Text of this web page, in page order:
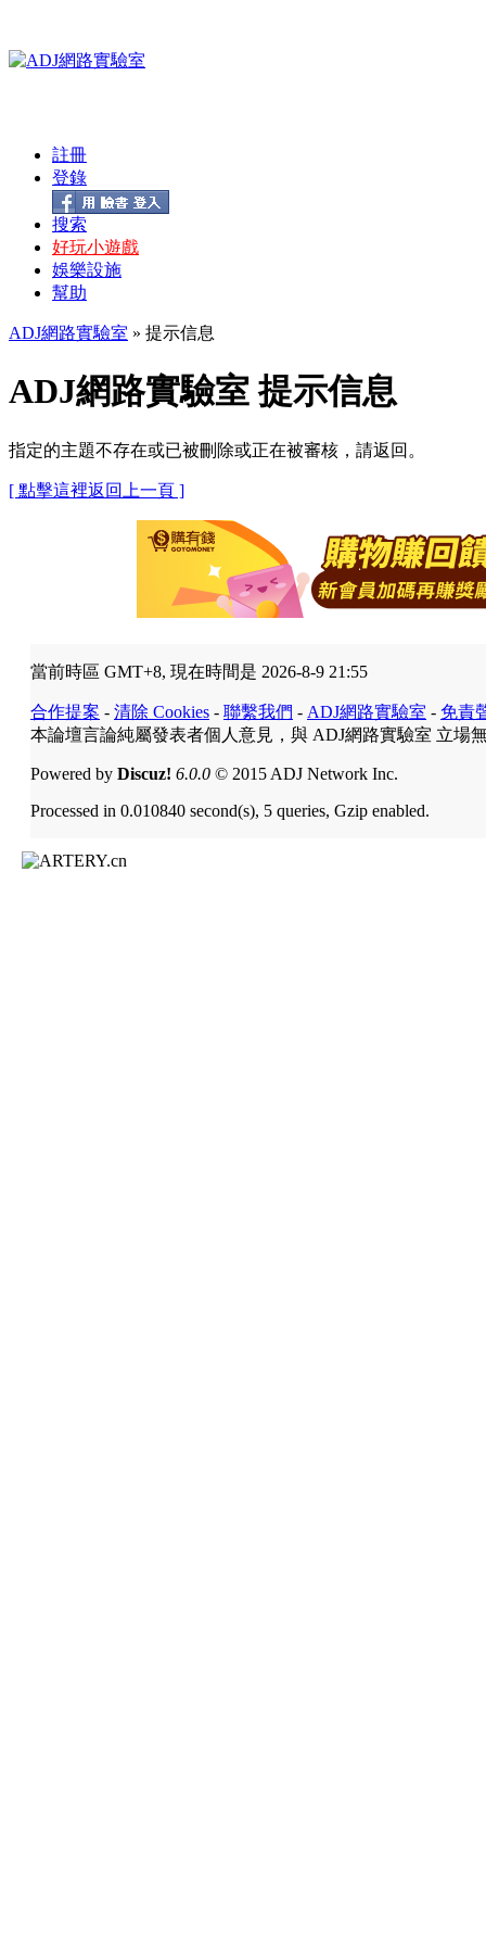
註冊
登錄
搜索
好玩小遊戲
娛樂設施
幫助
ADJ網路實驗室 » 提示信息
ADJ網路實驗室 提示信息
指定的主題不存在或已被刪除或正在被審核，請返回。
[ 點擊這裡返回上一頁 ]
當前時區 GMT+8, 現在時間是 2026-8-9 21:55
合作提案 - 清除 Cookies - 聯繫我們 - ADJ網路實驗室 - 免責
本論壇言論純屬發表者個人意見，與 ADJ網路實驗室 立場
Powered by Discuz! 6.0.0 © 2015 ADJ Network Inc.
Processed in 0.010840 second(s), 5 queries, Gzip enabled.